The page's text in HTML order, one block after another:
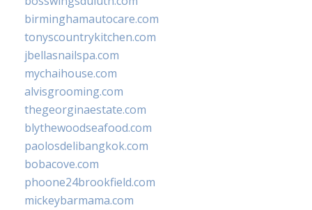
birminghamautocare.com
tonyscountrykitchen.com
jbellasnailspa.com
mychaihouse.com
alvisgrooming.com
thegeorginaestate.com
blythewoodseafood.com
paolosdelibangkok.com
bobacove.com
phoone24brookfield.com
mickeybarmama.com